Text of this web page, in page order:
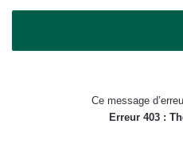
Ce message
Erreur 403 :